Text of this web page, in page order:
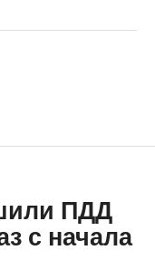
ПДД
с начала